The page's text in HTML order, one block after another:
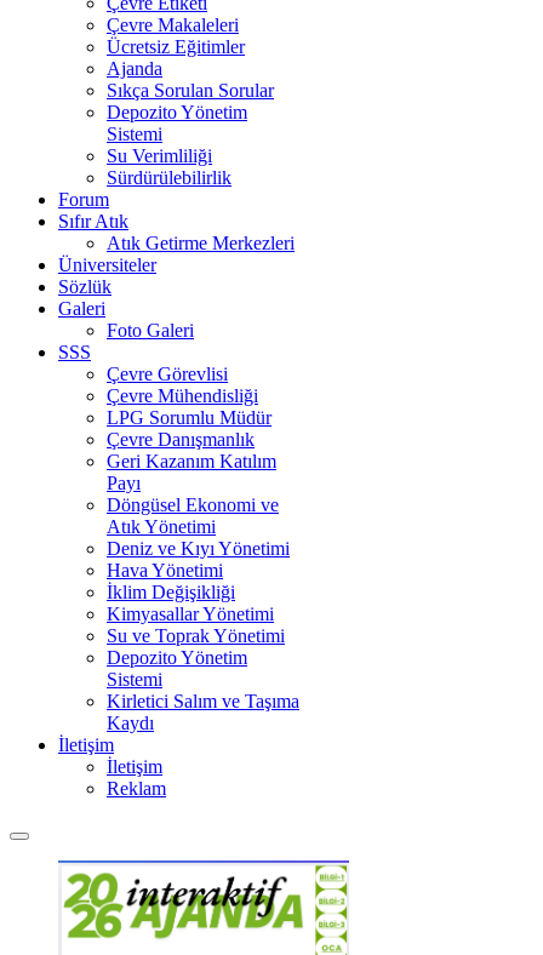
Çevre Makaleleri
Ücretsiz Eğitimler
Ajanda
Sıkça Sorulan Sorular
Depozito Yönetim
Sistemi
Su Verimliliği
Sürdürülebilirlik
Forum
Sıfır Atık
Atık Getirme Merkezleri
Üniversiteler
Sözlük
Galeri
Foto Galeri
SSS
Çevre Görevlisi
Çevre Mühendisliği
LPG Sorumlu Müdür
Çevre Danışmanlık
Geri Kazanım Katılım
Payı
Döngüsel Ekonomi ve
Atık Yönetimi
Deniz ve Kıyı Yönetimi
Hava Yönetimi
İklim Değişikliği
Kimyasallar Yönetimi
Su ve Toprak Yönetimi
Depozito Yönetim
Sistemi
Kirletici Salım ve Taşıma
Kaydı
İletişim
İletişim
Reklam